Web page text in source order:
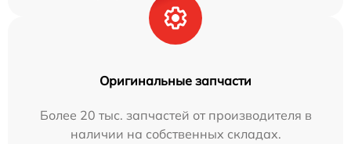
Оригинальные запчасти
Более 20 тыс. запчастей от производителя в
наличии на собственных складах.